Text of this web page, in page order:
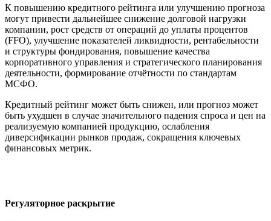
К повышению кредитного рейтинга или улучшению прогноза
могут привести дальнейшее снижение долговой нагрузки
компании, рост средств от операций до уплаты процентов
(FFO), улучшение показателей ликвидности, рентабельности
и структуры фондирования, повышение качества
корпоративного управления и стратегического планирования
деятельности, формирование отчётности по стандартам
МСФО.
Кредитный рейтинг может быть снижен, или прогноз может
быть ухудшен в случае значительного падения спроса и цен на
реализуемую компанией продукцию, ослабления
диверсификации рынков продаж, сокращения ключевых
финансовых метрик.
Регуляторное раскрытие